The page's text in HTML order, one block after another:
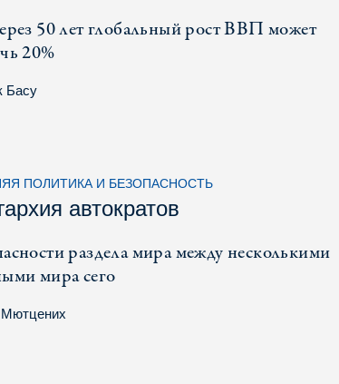
50 лет глобальный рост ВВП может
20%
Басу
ПОЛИТИКА И БЕЗОПАСНОСТЬ
автократов
раздела мира между несколькими
мира сего